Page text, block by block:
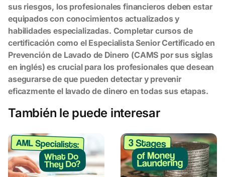
sus riesgos, los profesionales financieros deben estar
equipados con conocimientos actualizados y
habilidades especializadas. Completar cursos de
certificación como el Especialista Senior Certificado en
Prevención de Lavado de Dinero (CAMS por sus siglas
en inglés) es crucial para los profesionales que desean
asegurarse de que pueden detectar y prevenir
eficazmente el lavado de dinero en todas sus etapas.
También le puede interesar